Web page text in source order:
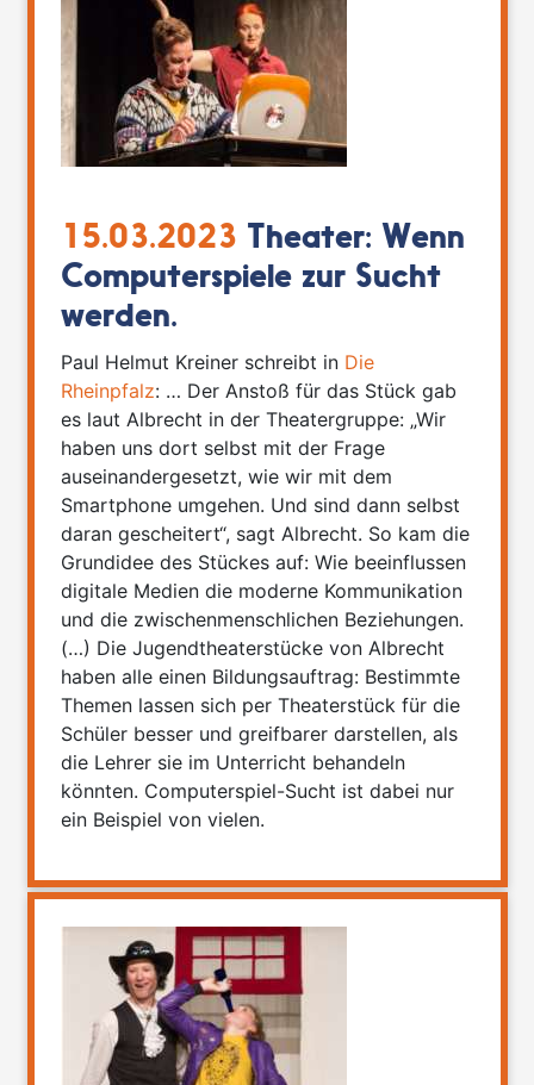
15.03.2023 Theater: Wenn
Computerspiele zur Sucht
werden.
Paul Helmut Kreiner schreibt in Die
Rheinpfalz: … Der Anstoß für das Stück gab
es laut Albrecht in der Theatergruppe: „Wir
haben uns dort selbst mit der Frage
auseinandergesetzt, wie wir mit dem
Smartphone umgehen. Und sind dann selbst
daran gescheitert“, sagt Albrecht. So kam die
Grundidee des Stückes auf: Wie beeinflussen
digitale Medien die moderne Kommunikation
und die zwischenmenschlichen Beziehungen.
(…) Die Jugendtheaterstücke von Albrecht
haben alle einen Bildungsauftrag: Bestimmte
Themen lassen sich per Theaterstück für die
Schüler besser und greifbarer darstellen, als
die Lehrer sie im Unterricht behandeln
könnten. Computerspiel-Sucht ist dabei nur
ein Beispiel von vielen.